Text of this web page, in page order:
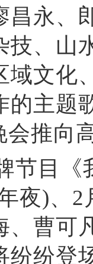
昌永、
技、山
域文化
的主题
会推向
目《
夜)、
、曹可
纷纷登